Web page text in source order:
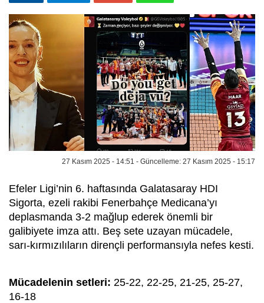
27 Kasım 2025 - 14:51 - Güncelleme: 27 Kasım 2025 - 15:17
Efeler Ligi’nin 6. haftasında Galatasaray HDI
Sigorta, ezeli rakibi Fenerbahçe Medicana’yı
deplasmanda 3-2 mağlup ederek önemli bir
galibiyete imza attı. Beş sete uzayan mücadele,
sarı-kırmızılıların dirençli performansıyla nefes kesti.
Mücadelenin setleri: 25-22, 22-25, 21-25, 25-27,
16-18